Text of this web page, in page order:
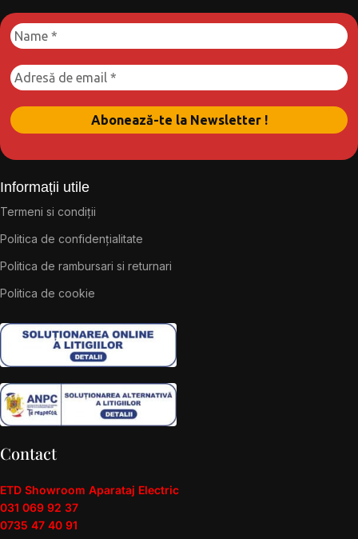
Informații utile
Termeni si condiții
Politica de confidențialitate
Politica de rambursari si returnari
Politica de cookie
Contact
ETD Showroom Aparataj Electric
031 069 92 37
0735 47 40 91